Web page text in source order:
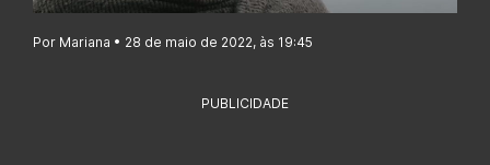
Por Mariana • 28 de maio de 2022, às 19:45
PUBLICIDADE